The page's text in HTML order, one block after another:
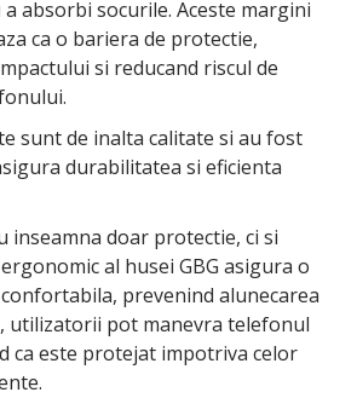
absorbi socurile. Aceste margini
ca o bariera de protectie,
si reducand riscul de
sunt de inalta calitate si au fost
durabilitatea si eficienta
inseamna doar protectie, ci si
al husei GBG asigura o
prevenind alunecarea
utilizatorii pot manevra telefonul
ca este protejat impotriva celor